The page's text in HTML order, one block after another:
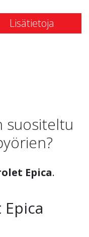
Lisätietoja
suositeltu
Epica.